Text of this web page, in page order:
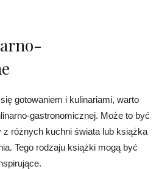
gotowaniem i kulinariami, warto
gastronomicznej. Może to być
z różnych kuchni świata lub książka
Tego rodzaju książki mogą być